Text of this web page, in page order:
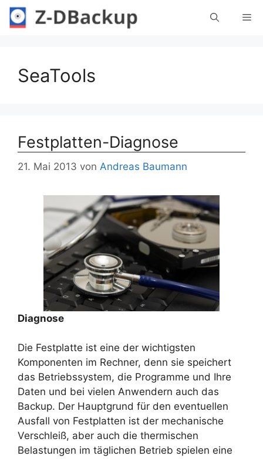
Zum
Inhalt
SeaTools
Festplatten-Diagnose
21. Mai 2013 von Andreas Baumann
Diagnose
Die Festplatte ist eine der wichtigsten
Komponenten im Rechner, denn sie speichert
das Betriebssystem, die Programme und Ihre
Daten und bei vielen Anwendern auch das
Backup. Der Hauptgrund für den eventuellen
Ausfall von Festplatten ist der mechanische
Verschleiß, aber auch die thermischen
Belastungen im täglichen Betrieb spielen eine